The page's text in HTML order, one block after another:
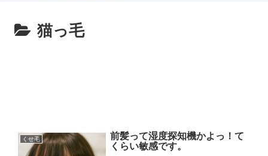
猫っ毛
くせ毛
前髪って湿度探知機かよっ！て
くらい敏感です。